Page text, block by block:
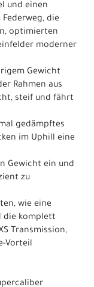
und einen
die
optimierten
moderner
Gewicht
Rahmen aus
steif und fährt
gedämpftes
im Uphill eine
Gewicht ein und
zu
wie eine
die komplett
Transmission,
Vorteil